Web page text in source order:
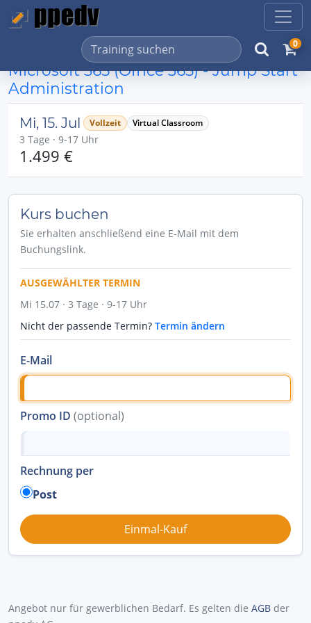
0
Microsoft 365 (Office 365) - Jump Start
Administration
Mi, 15. Jul Vollzeit Virtual Classroom
3 Tage · 9-17 Uhr
1.499 €
Kurs buchen
Sie erhalten anschließend eine E-Mail mit dem
Buchungslink.
AUSGEWÄHLTER TERMIN
Mi 15.07 · 3 Tage · 9-17 Uhr
Nicht der passende Termin? Termin ändern
E-Mail
Promo ID (optional)
Rechnung per
Post
Angebot nur für gewerblichen Bedarf. Es gelten die AGB der